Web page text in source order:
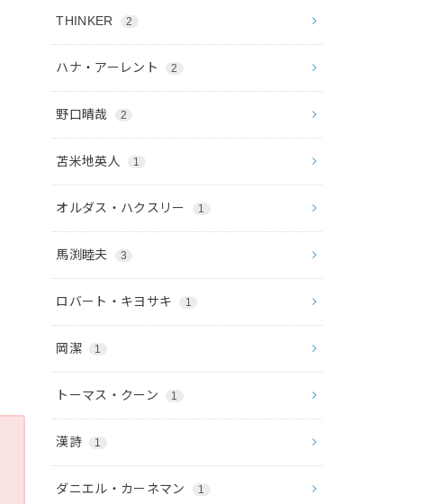
THINKER 2
ハナ・アーレント 2
野口晴哉 2
苫米地英人 1
オルダス・ハクスリー 1
馬渕睦夫 3
ロバート・キヨサキ 1
岡潔 1
トーマス・クーン 1
漢詩 1
ダニエル・カーネマン 1